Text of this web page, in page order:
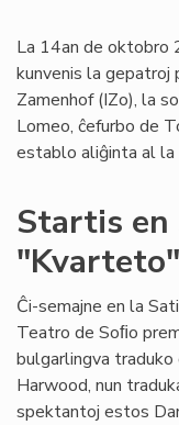
La 14an de oktobro
kunvenis la
Zamenhof (IZo), la
Lomeo, ĉefurbo de
establo aliĝinta al la
Startis en
"Kvarteto"
Ĉi-semajne en la
Teatro de Soﬁo
bulgarlingva traduko
Harwood, nun
spektantoj estos